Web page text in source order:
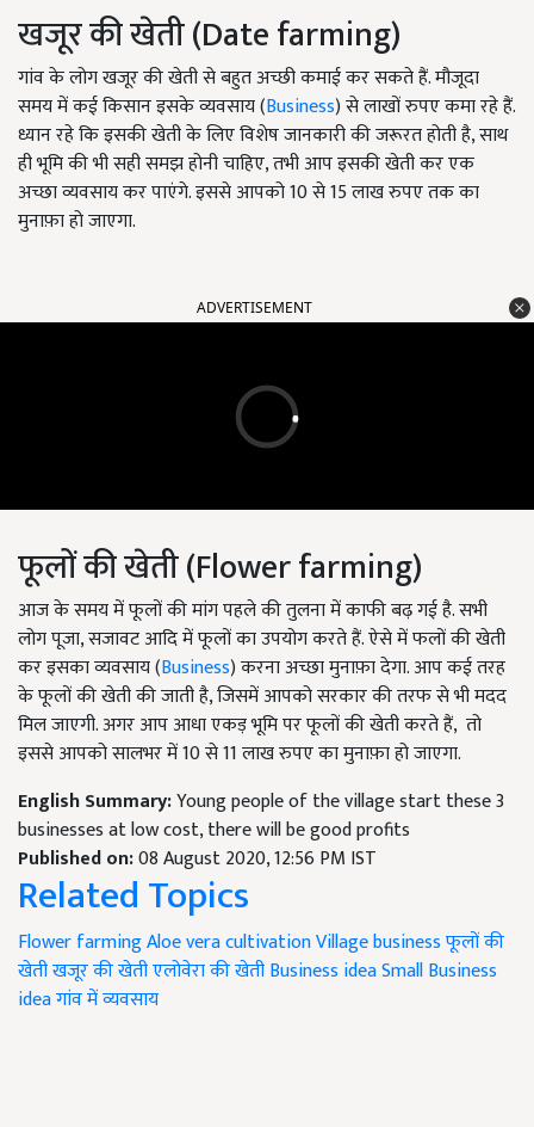
खजूर की खेती (Date farming)
गांव के लोग खजूर की खेती से बहुत अच्छी कमाई कर सकते हैं. मौजूदा
समय में कई किसान इसके व्यवसाय (Business) से लाखों रुपए कमा रहे हैं.
ध्यान रहे कि इसकी खेती के लिए विशेष जानकारी की जरूरत होती है, साथ
ही भूमि की भी सही समझ होनी चाहिए, तभी आप इसकी खेती कर एक
अच्छा व्यवसाय कर पाएंगे. इससे आपको 10 से 15 लाख रुपए तक का
मुनाफ़ा हो जाएगा.
ADVERTISEMENT
फूलों की खेती (Flower farming)
आज के समय में फूलों की मांग पहले की तुलना में काफी बढ़ गई है. सभी
लोग पूजा, सजावट आदि में फूलों का उपयोग करते हैं. ऐसे में फलों की खेती
कर इसका व्यवसाय (Business) करना अच्छा मुनाफ़ा देगा. आप कई तरह
के फूलों की खेती की जाती है, जिसमें आपको सरकार की तरफ से भी मदद
मिल जाएगी. अगर आप आधा एकड़ भूमि पर फूलों की खेती करते हैं, तो
इससे आपको सालभर में 10 से 11 लाख रुपए का मुनाफ़ा हो जाएगा.
English Summary:Young people of the village start these 3
businesses at low cost, there will be good profits
Published on:08 August 2020, 12:56 PM IST
Related Topics
Flower farmingAloe vera cultivationVillage businessफूलों की
खेतीखजूर की खेतीएलोवेरा की खेतीBusiness ideaSmall Business
ideaगांव में व्यवसाय